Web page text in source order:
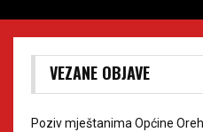
VEZANE OBJAVE
Poziv mještanima Općine